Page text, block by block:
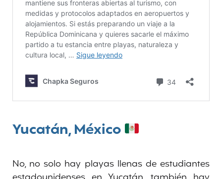
Yucatán, México
No, no solo hay playas llenas de estudiantes